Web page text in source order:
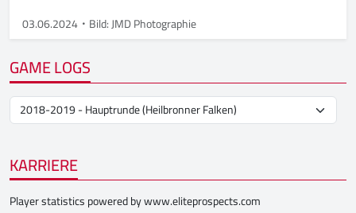
03.06.2024 Bild: JMD Photographie
GAME LOGS
KARRIERE
Player statistics powered bywww.eliteprospects.com